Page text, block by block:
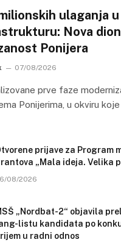
ulaganja u
Nova
Ponijera
07/08/2026
prve faze
Ponijerima, u okviru
prijave za Program
„Mala ideja. Velika
08/2026
„Nordbat-2“ objavila
listu kandidata po
u radni odnos